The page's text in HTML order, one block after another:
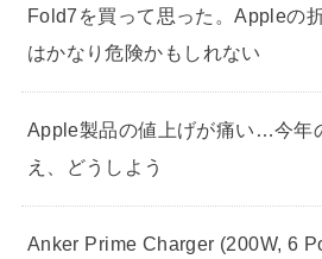
Fold7を買って思った。Appleの
はかなり危険かもしれない
Apple製品の値上げが痛い…今年
え、どうしよう
Anker Prime Charger (200W, 6